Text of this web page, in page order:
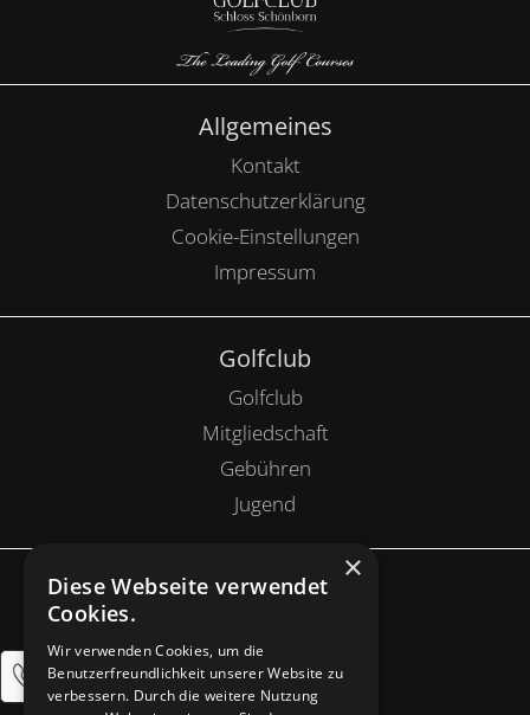
Allgemeines
Kontakt
Datenschutzerklärung
Cookie-Einstellungen
Impressum
Golfclub
Golfclub
Mitgliedschaft
Gebühren
Jugend
Anlage
Restaurant
Pro Shop
×
Diese Webseite verwendet
Cookies.
Wir verwenden Cookies, um die
Benutzerfreundlichkeit unserer Website zu
verbessern. Durch die weitere Nutzung